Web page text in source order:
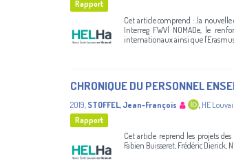
Rapport
Cet article comprend : .la
Interreg FWVl NOMADe, le
internationaux ainsi que
CHRONIQUE DU PERSONNEL
2019 STOFFEL, Jean-François , HE
Rapport
Cet article reprend les projets
Fabien Buisseret, Frédéric Dierick,